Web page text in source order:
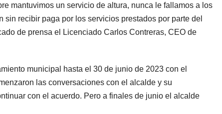
mantuvimos un servicio de altura, nunca le fallamos a los
recibir paga por los servicios prestados por parte del
de prensa el Licenciado Carlos Contreras, CEO de
municipal hasta el 30 de junio de 2023 con el
las conversaciones con el alcalde y su
con el acuerdo. Pero a finales de junio el alcalde